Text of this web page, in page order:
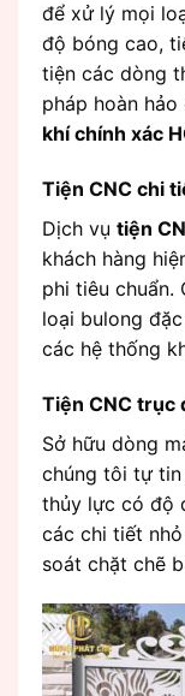
để xử lý mọi
độ bóng cao,
tiện các dòng
pháp hoàn
khí chính xác
Tiện CNC chi
Dịch vụ tiện
khách hàng
phi tiêu chuẩn.
loại bulong
các hệ thống
Tiện CNC trục
Sở hữu dòng
chúng tôi tự
thủy lực có độ
các chi tiết
soát chặt chẽ